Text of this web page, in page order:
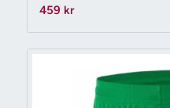
459 kr